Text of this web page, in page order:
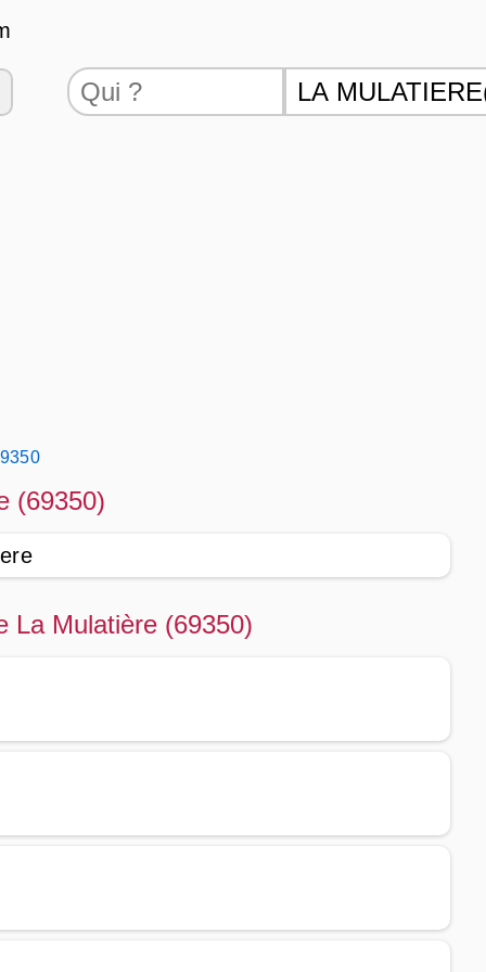
(69350)
La Mulatière (69350)